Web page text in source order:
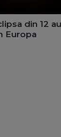
din 12
Europa